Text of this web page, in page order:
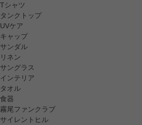
Tシャツ
タンクトップ
UVケア
キャップ
サンダル
リネン
サングラス
インテリア
タオル
食器
霧尾ファンクラブ
サイレントヒル